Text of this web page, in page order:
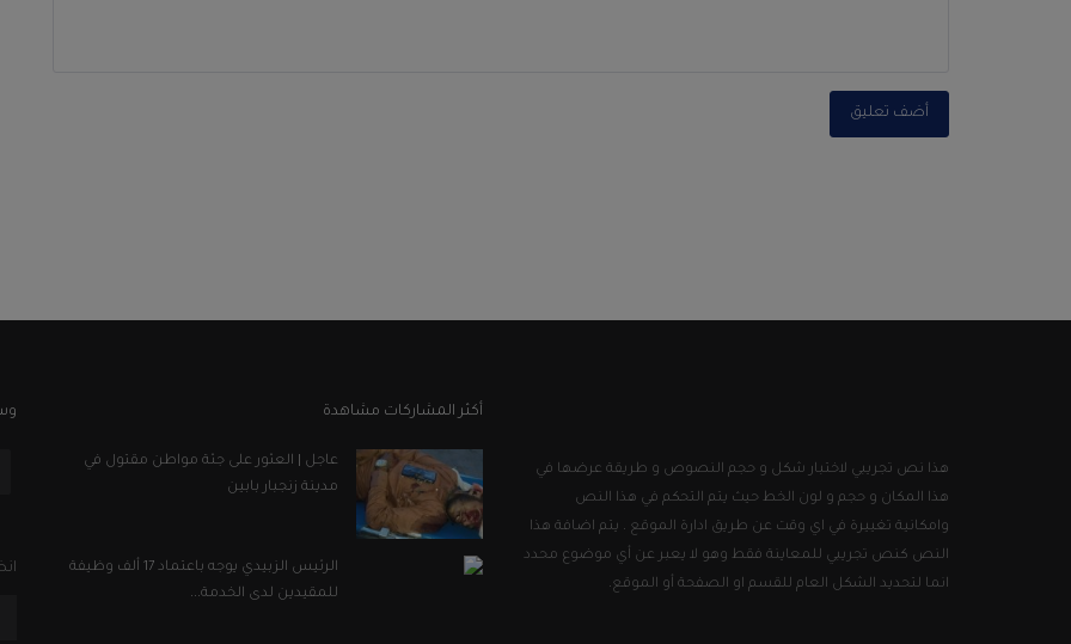
أضف تعليق
هذا نص تجريبي لاختبار شكل و حجم النصوص و طريقة عرضها في
هذا المكان و حجم و لون الخط حيث يتم التحكم في هذا النص
وامكانية تغييرة في اي وقت عن طريق ادارة الموقع . يتم اضافة هذا
النص كنص تجريبي للمعاينة فقط وهو لا يعبر عن أي موضوع محدد
انما لتحديد الشكل العام للقسم او الصفحة أو الموقع.
أكثر المشاركات مشاهدة
عاجل | العثور على جثة مواطن مقتول في
مدينة زنجبار بابين
الرئيس الزبيدي يوجه باعتماد 17 ألف وظيفة
للمقيدين لدى الخدمة...